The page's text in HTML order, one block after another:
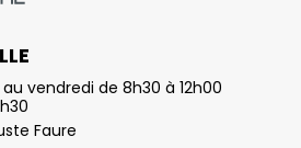
vendredi de 8h30 à 12h00
Faure